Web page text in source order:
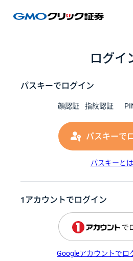
ログイ
パスキーでログイン
顔認証 指紋認証
パスキーで
パスキーとは
1アカウントでログイン
で
Googleアカウントでロ